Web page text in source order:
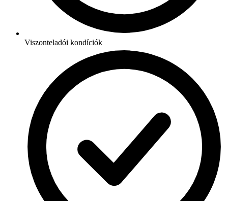
Viszonteladói kondíciók